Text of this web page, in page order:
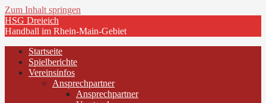
Zum Inhalt springen
HSG Dreieich
Handball im Rhein-Main-Gebiet
Startseite
Spielberichte
Vereinsinfos
Ansprechpartner
Ansprechpartner